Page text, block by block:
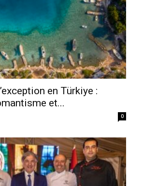
en Türkiye :
et...
0